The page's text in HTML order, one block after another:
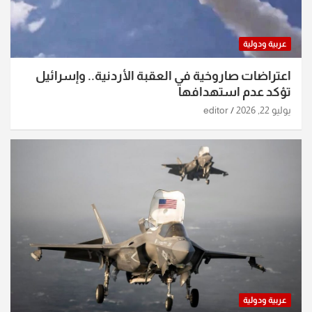
عربية ودولية
اعتراضات صاروخية في العقبة الأردنية.. وإسرائيل
تؤكد عدم استهدافها
يوليو 22, 2026 editor
عربية ودولية